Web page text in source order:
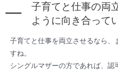
子育てと仕事の両
ように向き合って
子育てと仕事を両立させるなら、
すね。
シングルマザーの方であれば、認